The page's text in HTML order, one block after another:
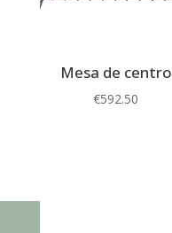
Mesa de centro
€592.50